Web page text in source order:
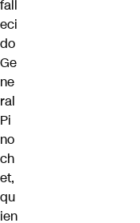
fall
eci
do
Ge
ne
ral
Pi
no
ch
et,
qu
ien